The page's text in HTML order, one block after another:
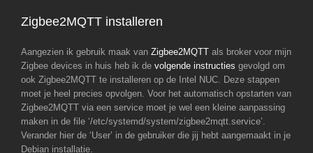
Zigbee2MQTT installeren
Aangezien ik gebruik maak van Zigbee2MQTT als broker voor mijn
Zigbee devices in huis heb ik de volgende instructies gevolgd om
ook Zigbee2MQTT te installeren op de Intel NUC. Deze stappen
moet je heel precies opvolgen. Voor het automatisch opstarten van
Zigbee2MQTT via een service moet je wel een kleine aanpassing
maken in de file ‘/etc/systemd/system/zigbee2mqtt.service’.
Verander hier de ‘User’ in de gebruiker die jij hebt aangemaakt in je
Debian installatie.